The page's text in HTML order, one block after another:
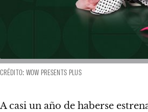
CRÉDITO: WOW PRESENTS PLUS
A casi un año de haberse